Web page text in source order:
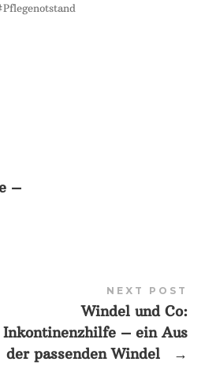
Pflegenotstand
–
NEXT POST
Windel und Co:
Inkontinenzhilfe – ein Aus
der passenden Windel
→